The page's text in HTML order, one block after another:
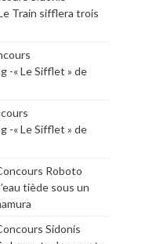
Train sifflera trois
-« Le Sifflet » de
-« Le Sifflet » de
Roboto
tiède sous un
Sidonis